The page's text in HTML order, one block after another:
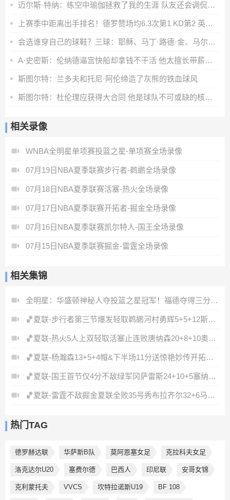
迈尔斯·特纳：练空中瑜伽拯救了我的生涯 队友还会调侃我练这个
上赛季中距离出手排名！德罗赞场均6.3次第1 KD第2 英格拉姆第3
会选谁穿自己的球鞋？三球：耶稣、马丁·路德·金、马尔科姆·X
A·史密斯：伦纳德逼宫快船却拿钱不干活 他太擅长带薪休假了
斯图尔特：兰多夫和托尼·阿伦缔造了灰熊的铁血球风
斯图尔特：杜伦理应获得大合同 他是球队不可或缺的核心拼图
相关录像
WNBA全明星单项赛投篮之星-单项赛全场录像
07月19日NBA夏季联赛步行者-鹈鹕全场录像
07月18日NBA夏季联赛活塞-热火全场录像
07月17日NBA夏季联赛开拓者-掘金全场录像
07月16日NBA夏季联赛凯尔特人-国王全场录像
07月15日NBA夏季联赛掘金-雷霆全场录像
相关集锦
全明星：华盛顿神秘人夺投篮之星冠军！福德夺得三分大赛冠军！
🏀夏联-步行者第三节爆发轻取鹈鹕河村勇辉5+5+12斯劳森22分
🏀夏联-热火5人上双轻取活塞止连败唐纳森20+8+10奥科里27分
🏀夏联-杨瀚森13+5+4帽&下半场11分送惊艳妙传开拓者力克掘金
🏀夏联-国王首节仅4分不敌绿军冈萨雷斯24+10+5塞纳克10+12
🏀夏联-雷霆不敌掘金夏联全败35号秀布拉齐尔32+6马拉14+7+6
热门TAG
德罗赫达联 华萨斯B队 莫阿恩塞女足 克拉科夫女足
洛克达尔U20 塞费尔德 巴西人 印尼联 安哥女锦
克利蒙托夫 VVCS 坎特拉诺斯U19 BF 108